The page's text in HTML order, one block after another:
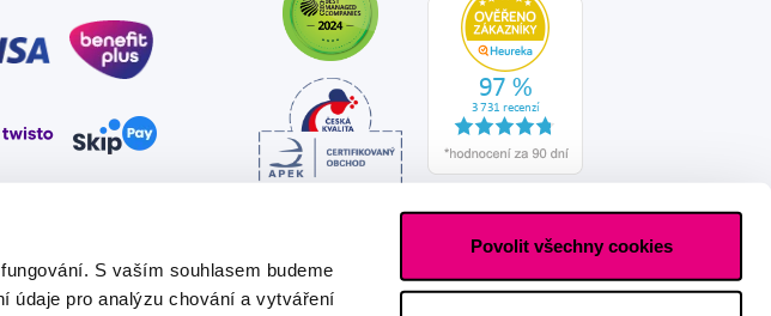
S vaším souhlasem budeme
údaje pro analýzu chování a vytváření
Povolit všechny cookies